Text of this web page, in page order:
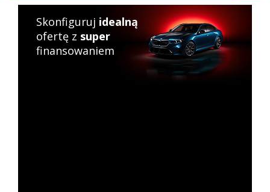
Skonfiguruj idealną
ofertę z super
finansowaniem